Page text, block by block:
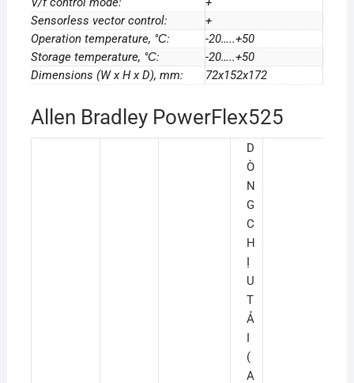
Sensorless vector control:
+
Operation temperature, °С:
-20…..+50
Storage temperature, °С:
-20…..+50
Dimensions (W x H x D), mm:
72x152x172
Allen Bradley PowerFlex525
D
Ò
N
G
C
H
Ị
U
T
Ả
I
(
A